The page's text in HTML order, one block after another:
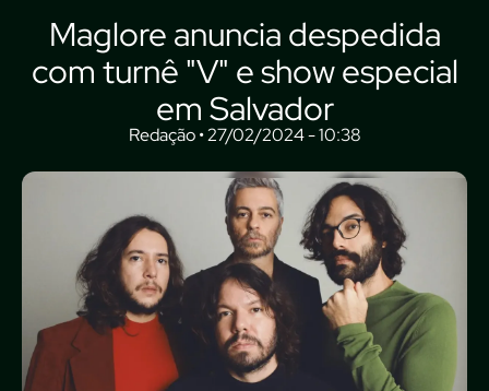
Maglore anuncia despedida
com turnê "V" e show especial
em Salvador
Redação • 27/02/2024 - 10:38